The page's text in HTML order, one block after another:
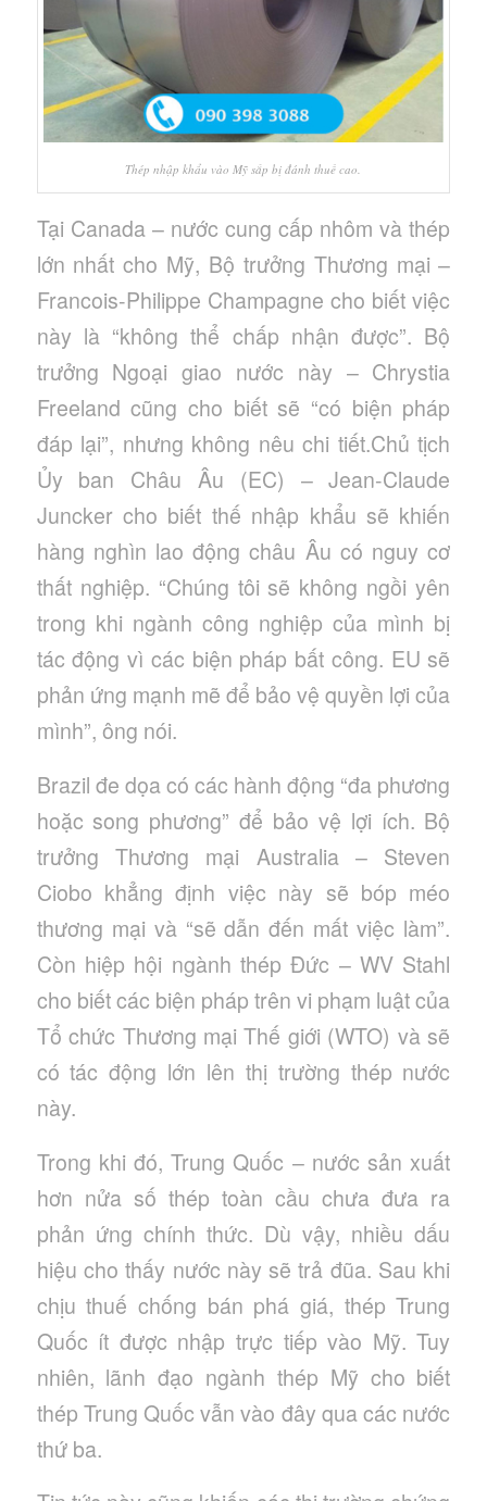
Thép nhập khẩu vào Mỹ sắp bị đánh thuế cao.
Tại Canada – nước cung cấp nhôm và thép
lớn nhất cho Mỹ, Bộ trưởng Thương mại –
Francois-Philippe Champagne cho biết việc
này là “không thể chấp nhận được”. Bộ
trưởng Ngoại giao nước này – Chrystia
Freeland cũng cho biết sẽ “có biện pháp
đáp lại”, nhưng không nêu chi tiết.Chủ tịch
Ủy ban Châu Âu (EC) – Jean-Claude
Juncker cho biết thế nhập khẩu sẽ khiến
hàng nghìn lao động châu Âu có nguy cơ
thất nghiệp. “Chúng tôi sẽ không ngồi yên
trong khi ngành công nghiệp của mình bị
tác động vì các biện pháp bất công. EU sẽ
phản ứng mạnh mẽ để bảo vệ quyền lợi của
mình”, ông nói.
Brazil đe dọa có các hành động “đa phương
hoặc song phương” để bảo vệ lợi ích. Bộ
trưởng Thương mại Australia – Steven
Ciobo khẳng định việc này sẽ bóp méo
thương mại và “sẽ dẫn đến mất việc làm”.
Còn hiệp hội ngành thép Đức – WV Stahl
cho biết các biện pháp trên vi phạm luật của
Tổ chức Thương mại Thế giới (WTO) và sẽ
có tác động lớn lên thị trường thép nước
này.
Trong khi đó, Trung Quốc – nước sản xuất
hơn nửa số thép toàn cầu chưa đưa ra
phản ứng chính thức. Dù vậy, nhiều dấu
hiệu cho thấy nước này sẽ trả đũa. Sau khi
chịu thuế chống bán phá giá, thép Trung
Quốc ít được nhập trực tiếp vào Mỹ. Tuy
nhiên, lãnh đạo ngành thép Mỹ cho biết
thép Trung Quốc vẫn vào đây qua các nước
thứ ba.